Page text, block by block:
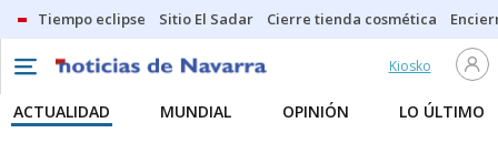
Tiempo eclipse Sitio El Sadar Cierre tienda cosmética
Kiosko
ACTUALIDAD MUNDIAL OPINIÓN LO ÚLTIMO